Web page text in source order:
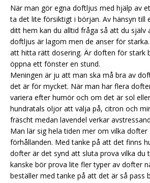
När man gör egna doftljus med hjälp av
ta det lite försiktigt i början. Av hänsyn till
ditt hem kan du alltid fråga så att du själv
doftljus är lagom men de anser för
att hitta rätt dosering. Är doften för stark
öppna ett fönster en stund.
Meningen är ju att man ska må bra av
det är för mycket. När man har flera
variera efter humör och om det är sol
hundratals oljor att välja på, citron och
fräscht medan lavendel verkar
Man lär sig hela tiden mer om vilka
förhållanden. Med tanke på att det finns
dofter är det synd att sluta prova vilka du
kanske bör prova lite fler typer av dofter
beställer med tanke på att det är så pass